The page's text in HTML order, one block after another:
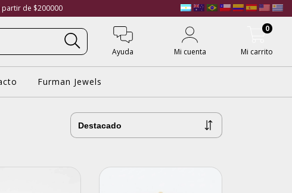
partir de $200000
Ayuda Mi cuenta Mi carrito
0
Furman Jewels